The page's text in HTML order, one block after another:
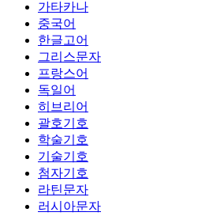
가타카나
중국어
한글고어
그리스문자
프랑스어
독일어
히브리어
괄호기호
학술기호
기술기호
첨자기호
라틴문자
러시아문자